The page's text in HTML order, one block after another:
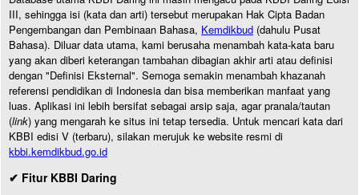
III, sehingga isi (kata dan arti) tersebut merupakan Hak Cipta Badan
Pengembangan dan Pembinaan Bahasa, Kemdikbud (dahulu Pusat
Bahasa). Diluar data utama, kami berusaha menambah kata-kata baru
yang akan diberi keterangan tambahan dibagian akhir arti atau definisi
dengan "Definisi Eksternal". Semoga semakin menambah khazanah
referensi pendidikan di Indonesia dan bisa memberikan manfaat yang
luas. Aplikasi ini lebih bersifat sebagai arsip saja, agar pranala/tautan
(link) yang mengarah ke situs ini tetap tersedia. Untuk mencari kata dari
KBBI edisi V (terbaru), silakan merujuk ke website resmi di
kbbi.kemdikbud.go.id
✔ Fitur KBBI Daring